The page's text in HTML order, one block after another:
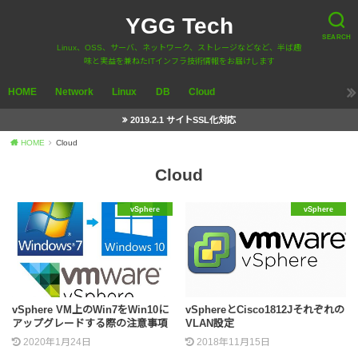
SEARCH
YGG Tech
Linux、OSS、サーバ、ネットワーク、ストレージなどなど、半ば趣
味と実益を兼ねたITインフラ技術情報をお届けします
HOME Network Linux DB Cloud
2019.2.1 サイトSSL化対応
HOME Cloud
Cloud
vSphere
vSphere VM上のWin7をWin10に
アップグレードする際の注意事項
2020年1月24日
vSphere
vSphereとCisco1812Jそれぞれの
VLAN設定
2018年11月15日